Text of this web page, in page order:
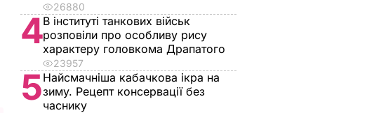
26880
4В інституті танкових військ
розповіли про особливу рису
характеру головкома Драпатого
23957
5Найсмачніша кабачкова ікра на
зиму. Рецепт консервації без
часнику